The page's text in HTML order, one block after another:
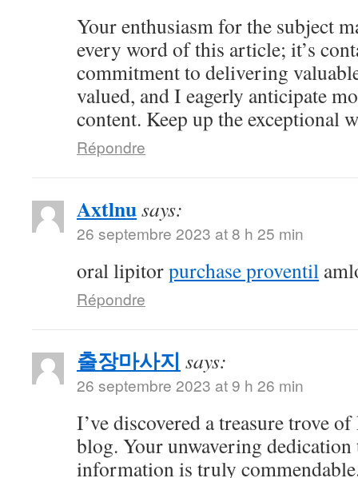
Your enthusiasm for the subject
every word of this article; it’s
commitment to delivering
valued, and I eagerly anticipate
content. Keep up the exceptional
Répondre
Axtlnusays:
26 septembre 2023 at 8 h 25 min
oral lipitorpurchase proventil
Répondre
출장마사지 says:
26 septembre 2023 at 9 h 26 min
I’ve discovered a treasure trove
blog. Your unwavering
information is truly